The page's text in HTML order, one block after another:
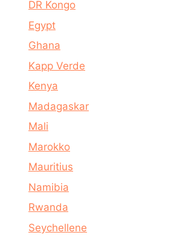
DR Kongo
Egypt
Ghana
Kapp Verde
Kenya
Madagaskar
Mali
Marokko
Mauritius
Namibia
Rwanda
Seychellene